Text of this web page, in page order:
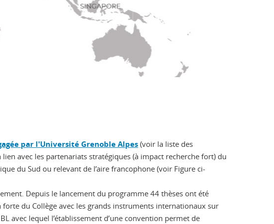
par l'Université Grenoble Alpes(voir la liste des
avec les partenariats stratégiques (à impact recherche fort) du
du Sud ou relevant de l’aire francophone (voir Figure ci-
Depuis le lancement du programme 44 thèses ont été
du Collège avec les grands instruments internationaux sur
avec lequel l’établissement d’une convention permet de